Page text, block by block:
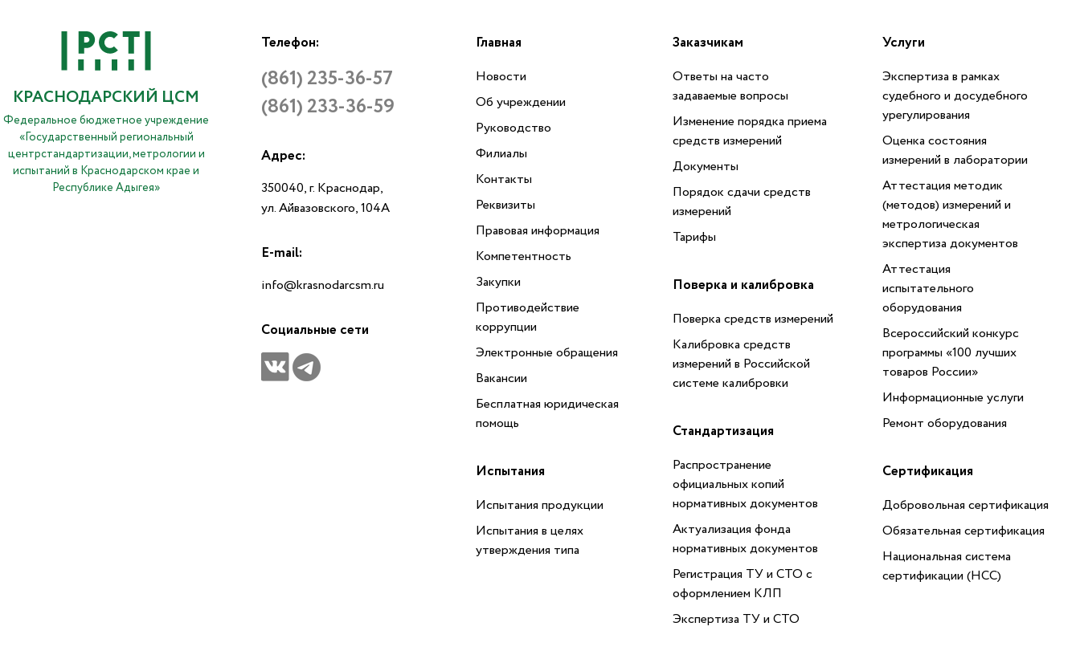
КРАСНОДАРСКИЙ ЦСМ
Федеральное бюджетное учреждение
«Государственный региональный
центрстандартизации, метрологии и
испытаний в Краснодарском крае и
Республике Адыгея»
Телефон:
(861) 235-36-57
(861) 233-36-59
Адрес:
350040, г. Краснодар,
ул. Айвазовского, 104А
E-mail:
info@krasnodarcsm.ru
Социальные сети
Главная
Новости
Об учреждении
Руководство
Филиалы
Контакты
Реквизиты
Правовая информация
Компетентность
Закупки
Противодействие
коррупции
Электронные обращения
Вакансии
Бесплатная юридическая
помощь
Испытания
Испытания продукции
Испытания в целях
утверждения типа
Заказчикам
Ответы на часто
задаваемые вопросы
Изменение порядка приема
средств измерений
Документы
Порядок сдачи средств
измерений
Тарифы
Поверка и калибровка
Поверка средств измерений
Калибровка средств
измерений в Российской
системе калибровки
Стандартизация
Распространение
официальных копий
нормативных документов
Актуализация фонда
нормативных документов
Регистрация ТУ и СТО с
оформлением КЛП
Экспертиза ТУ и СТО
Услуги
Экспертиза в рамках
судебного и досудебного
урегулирования
Оценка состояния
измерений в лаборатории
Аттестация методик
(методов) измерений и
метрологическая
экспертиза документов
Аттестация
испытательного
оборудования
Всероссийский конкурс
программы «100 лучших
товаров России»
Информационные услуги
Ремонт оборудования
Сертификация
Добровольная сертификация
Обязательная сертификация
Национальная система
сертификации (НСС)